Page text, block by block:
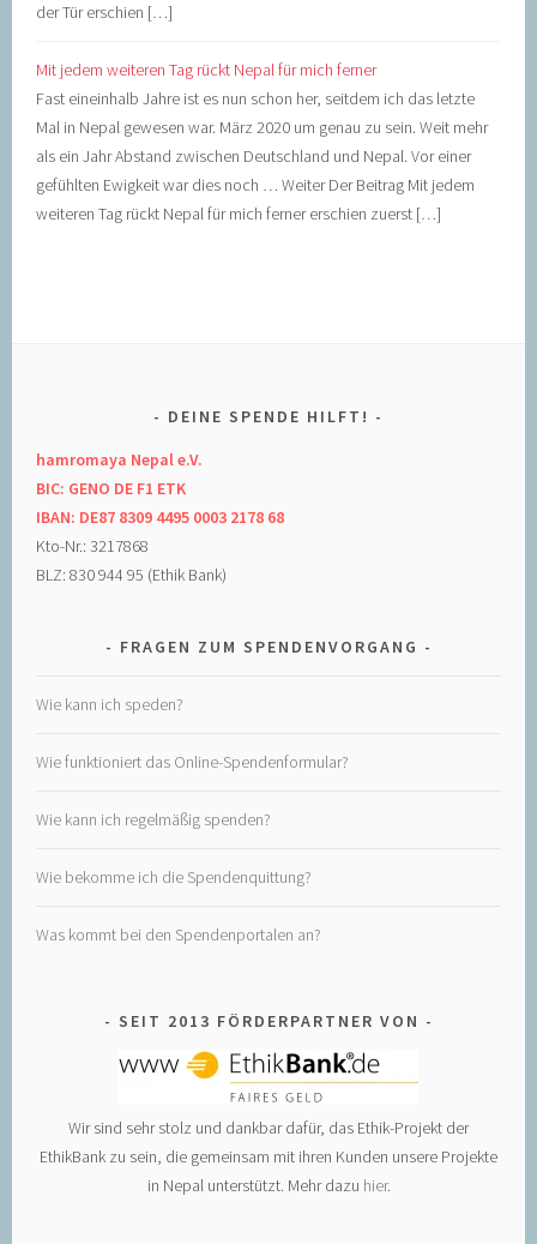
der Tür erschien […]
Mit jedem weiteren Tag rückt Nepal für mich ferner
Fast eineinhalb Jahre ist es nun schon her, seitdem ich das letzte
Mal in Nepal gewesen war. März 2020 um genau zu sein. Weit mehr
als ein Jahr Abstand zwischen Deutschland und Nepal. Vor einer
gefühlten Ewigkeit war dies noch … Weiter Der Beitrag Mit jedem
weiteren Tag rückt Nepal für mich ferner erschien zuerst […]
DEINE SPENDE HILFT!
hamromaya Nepal e.V.
BIC: GENO DE F1 ETK
IBAN: DE87 8309 4495 0003 2178 68
Kto-Nr.: 3217868
BLZ: 830 944 95 (Ethik Bank)
FRAGEN ZUM SPENDENVORGANG
Wie kann ich speden?
Wie funktioniert das Online-Spendenformular?
Wie kann ich regelmäßig spenden?
Wie bekomme ich die Spendenquittung?
Was kommt bei den Spendenportalen an?
SEIT 2013 FÖRDERPARTNER VON
Wir sind sehr stolz und dankbar dafür, das Ethik-Projekt der
EthikBank zu sein, die gemeinsam mit ihren Kunden unsere Projekte
in Nepal unterstützt. Mehr dazu hier.